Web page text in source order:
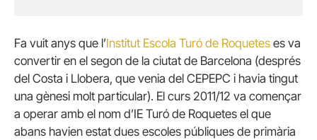
Fa vuit anys que l’Institut Escola Turó de Roquetes es va
convertir en el segon de la ciutat de Barcelona (després
del Costa i Llobera, que venia del CEPEPC i havia tingut
una gènesi molt particular). El curs 2011/12 va començar
a operar amb el nom d’IE Turó de Roquetes el que
abans havien estat dues escoles públiques de primària